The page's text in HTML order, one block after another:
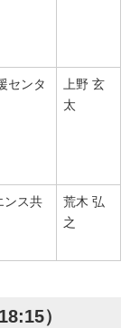
センタ
上野 玄
太
ンス共
荒木 弘
之
）